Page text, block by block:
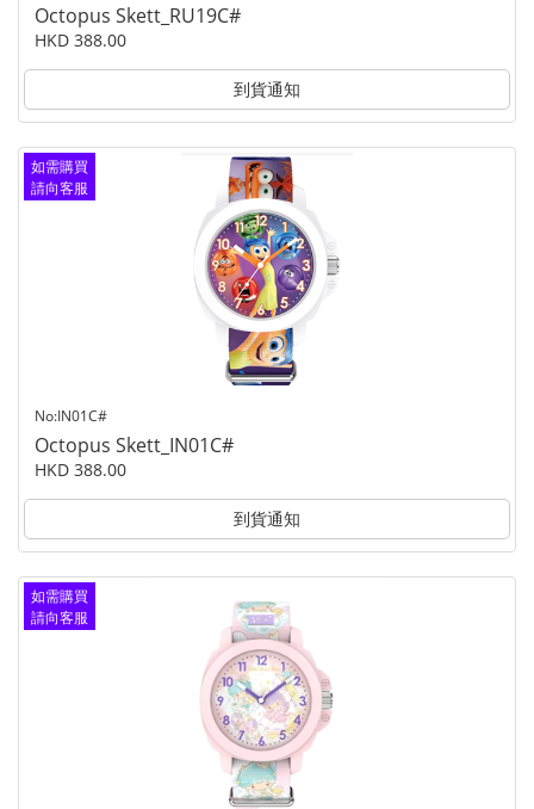
Octopus Skett_RU19C#
HKD 388.00
到貨通知
如需購買
請向客服
No:IN01C#
Octopus Skett_IN01C#
HKD 388.00
到貨通知
如需購買
請向客服